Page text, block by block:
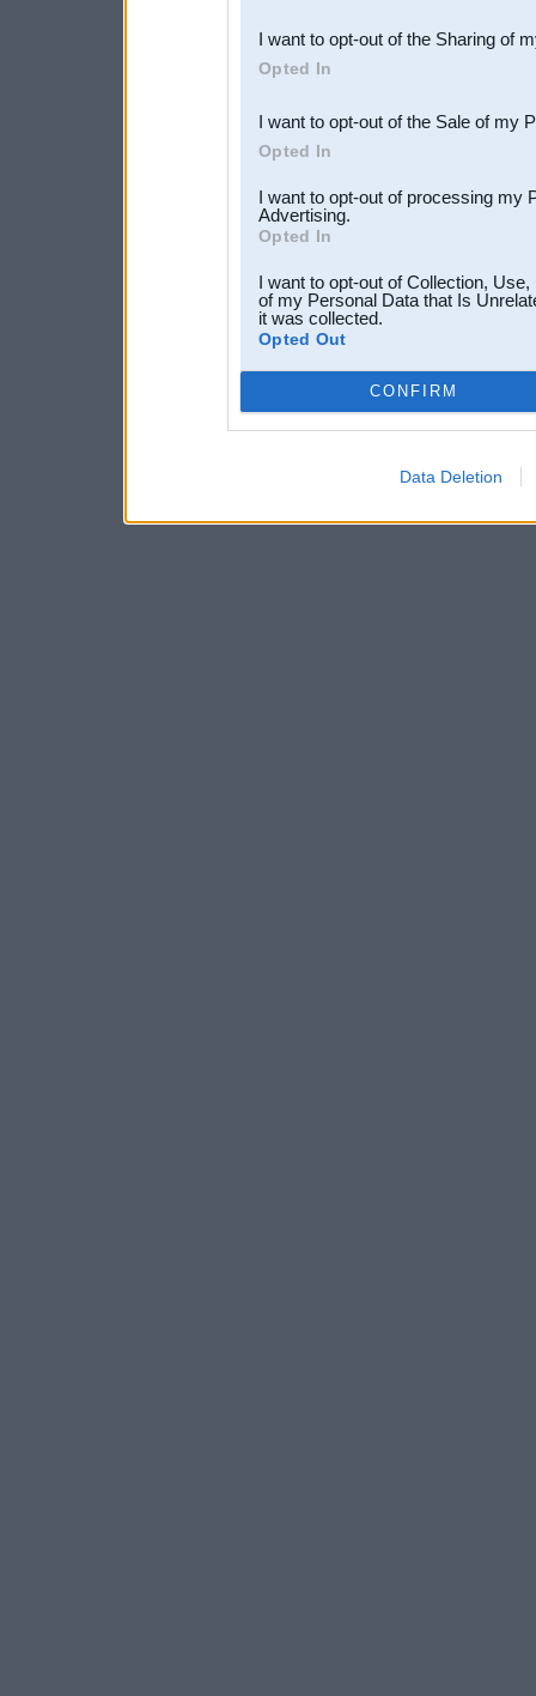
Downstream Participants
third parties.
I want to opt-out of the Sharing of
Opted In
I want to opt-out of the Sale of my
Opted In
I want to opt-out of processing my
Advertising.
Opted In
I want to opt-out of Collection,
of my Personal Data that Is
it was collected.
Opted Out
CONFIRM
Data Deletion